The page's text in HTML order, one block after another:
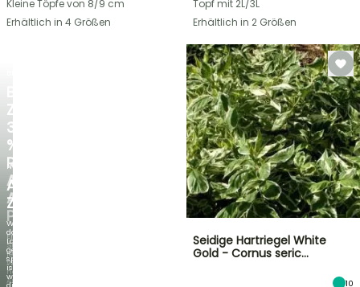
ZU
30
%
RABATT
AUF
AUSGEWÄHLTE
PFLANZEN!
Entdecken
Sie
jede
Woche
neue
Angebote
NEU
AGAPANTHUS
ZAMBEZI
Wenn
das
Laub
genauso
spektakulär
ist
wie
Kleine Töpfe von 8/9 cm
Erhältlich in 4 Größen
Topf mit 2L/3L
Erhältlich in 2 Größen
Seidige Hartriegel White
Gold - Cornus seric…
10